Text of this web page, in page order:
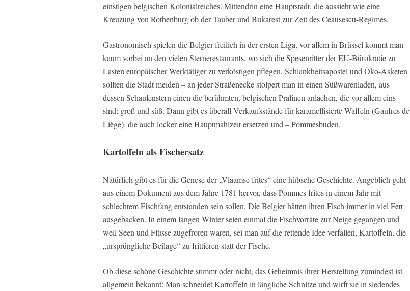
einstigen belgischen Kolonialreiches. Mittendrin eine Hauptstadt, die aussieht wie eine
Kreuzung von Rothenburg ob der Tauber und Bukarest zur Zeit des Ceausescu-Regimes.
Gastronomisch spielen die Belgier freilich in der ersten Liga, vor allem in Brüssel kommt man
kaum vorbei an den vielen Sternerestaurants, wo sich die Spesenritter der EU-Bürokratie zu
Lasten europäischer Werktätiger zu verköstigen pflegen. Schlankheitsapostel und Öko-Asketen
sollten die Stadt meiden – an jeder Straßenecke stolpert man in einen Süßwarenladen, aus
dessen Schaufenstern einen die berühmten, belgischen Pralinen anlachen, die vor allem eins
sind: groß und süß. Dann gibt es überall Verkaufsstände für karamellisierte Waffeln (Gaufres de
Liège), die auch locker eine Hauptmahlzeit ersetzen und – Pommesbuden.
Kartoffeln als Fischersatz
Natürlich gibt es für die Genese der „Vlaamse frites“ eine hübsche Geschichte. Angeblich geht
aus einem Dokument aus dem Jahre 1781 hervor, dass Pommes frites in einem Jahr mit
schlechtem Fischfang entstanden sein sollen. Die Belgier hätten ihren Fisch immer in viel Fett
ausgebacken. In einem langen Winter seien einmal die Fischvorräte zur Neige gegangen und
weil Seen und Flüsse zugefroren waren, sei man auf die rettende Idee verfallen, Kartoffeln, die
„ursprüngliche Beilage“ zu frittieren statt der Fische.
Ob diese schöne Geschichte stimmt oder nicht, das Geheimnis ihrer Herstellung zumindest ist
allgemein bekannt: Man schneidet Kartoffeln in längliche Schnitze und wirft sie in siedendes